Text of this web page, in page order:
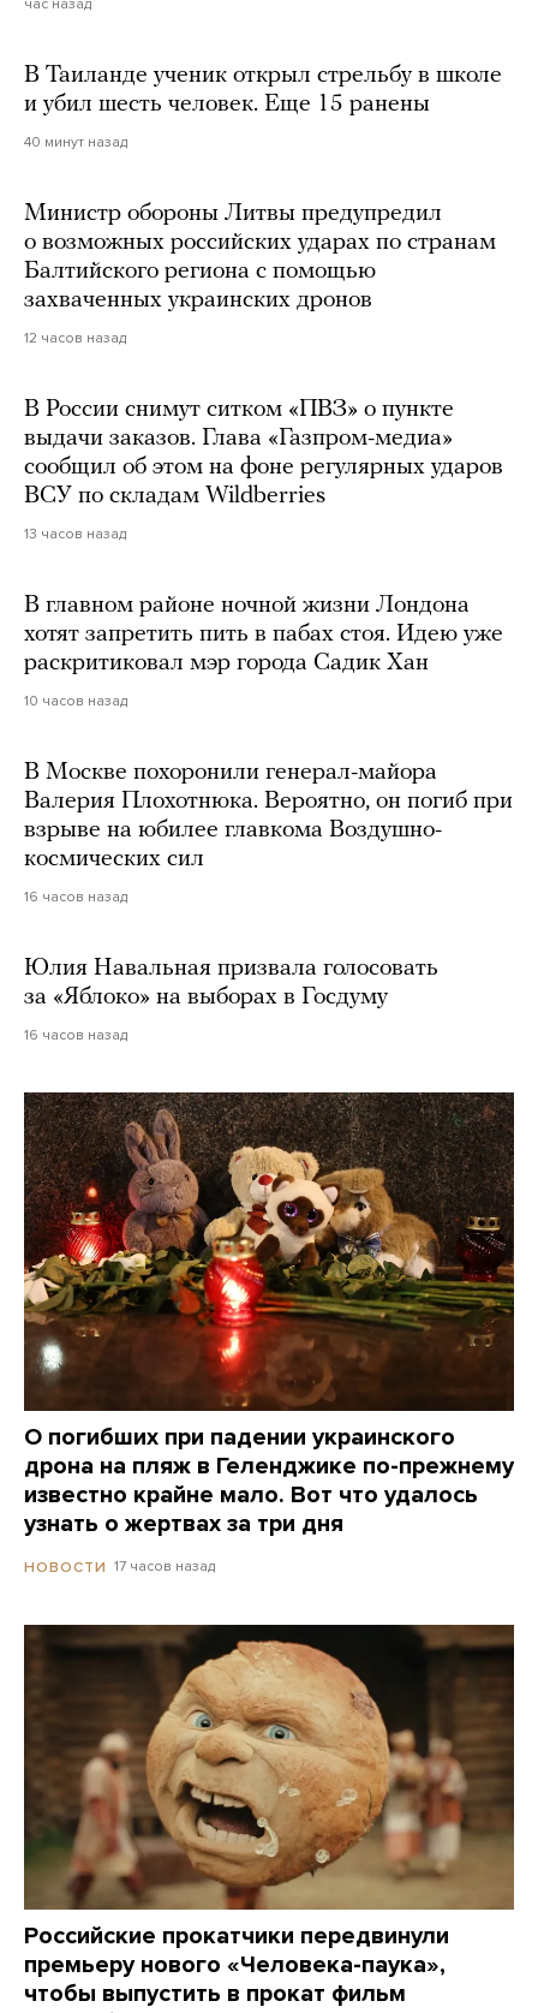
час назад
В Таиланде ученик открыл стрельбу в школе
и убил шесть человек. Еще 15 ранены
40 минут назад
Министр обороны Литвы предупредил
о возможных российских ударах по странам
Балтийского региона с помощью
захваченных украинских дронов
12 часов назад
В России снимут ситком «ПВЗ» о пункте
выдачи заказов. Глава «Газпром-медиа»
сообщил об этом на фоне регулярных ударов
ВСУ по складам Wildberries
13 часов назад
В главном районе ночной жизни Лондона
хотят запретить пить в пабах стоя. Идею уже
раскритиковал мэр города Садик Хан
10 часов назад
В Москве похоронили генерал-майора
Валерия Плохотнюка. Вероятно, он погиб при
взрыве на юбилее главкома Воздушно-
космических сил
16 часов назад
Юлия Навальная призвала голосовать
за «Яблоко» на выборах в Госдуму
16 часов назад
О погибших при падении украинского
дрона на пляж в Геленджике по-прежнему
известно крайне мало. Вот что удалось
узнать о жертвах за три дня
НОВОСТИ 17 часов назад
Российские прокатчики передвинули
премьеру нового «Человека-паука»,
чтобы выпустить в прокат фильм